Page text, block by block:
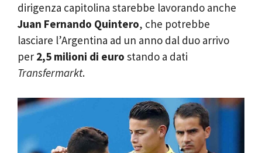
dirigenza capitolina starebbe lavorando anche
Juan Fernando Quintero, che potrebbe
lasciare l’Argentina ad un anno dal duo arrivo
per 2,5 milioni di euro stando a dati
Transfermarkt.